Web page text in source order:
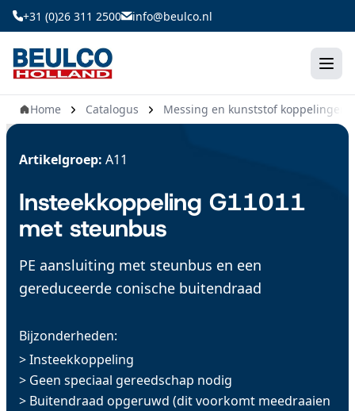
Ga
naar
de
inhoud
+31 (0)26 311 2500 info@beulco.nl
Home Catalogus Messing en kunststof koppelingen
Artikelgroep: A11
Insteekkoppeling G11011
met steunbus
PE aansluiting met steunbus en een
gereduceerde conische buitendraad
Bijzonderheden:
> Insteekkoppeling
> Geen speciaal gereedschap nodig
> Buitendraad opgeruwd (dit voorkomt meedraaien